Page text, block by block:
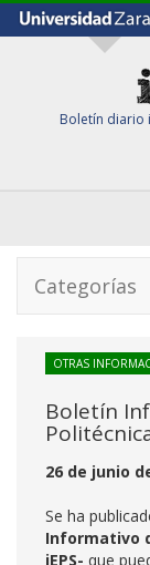
Boletín diario
Categorías
OTRAS
Boletín
26 de junio
Se ha
Informativo
iEPS- que